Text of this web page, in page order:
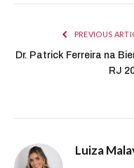
PREVIOUS
Dr. Patrick Ferreira na
RJ
Luiza